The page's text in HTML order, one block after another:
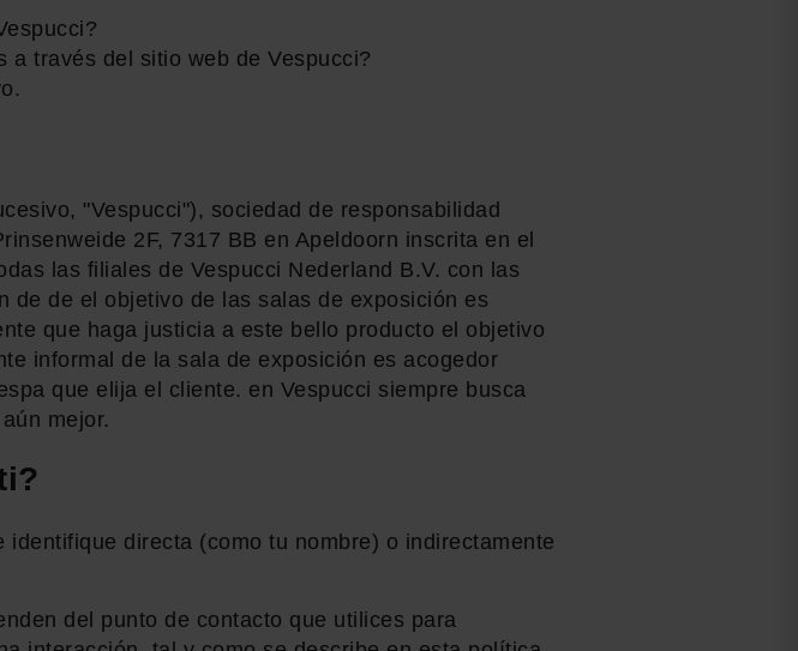
través del sitio web de Vespucci?
"Vespucci"), sociedad de responsabilidad
2F, 7317 BB en Apeldoorn inscrita en el
las filiales de Vespucci Nederland B.V. con las
de de el objetivo de las salas de exposición es
que haga justicia a este bello producto el objetivo
informal de la sala de exposición es acogedor
que elija el cliente. en Vespucci siempre busca
mejor.
directa (como tu nombre) o indirectamente
del punto de contacto que utilices para